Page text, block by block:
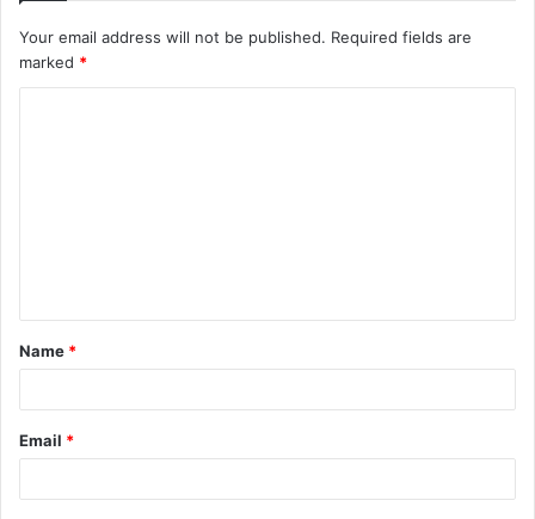
Your email address will not be published. Required fields are
marked *
t
*
Name *
Email *